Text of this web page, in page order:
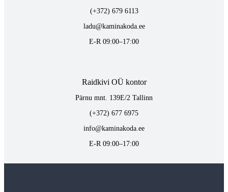
(+372) 679 6113
ladu@kaminakoda.ee
E-R 09:00–17:00
Raidkivi OÜ kontor
Pärnu mnt. 139E/2 Tallinn
(+372) 677 6975
info@kaminakoda.ee
E-R 09:00–17:00